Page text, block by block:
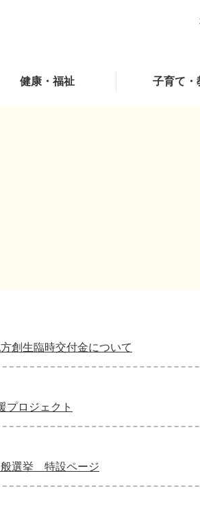
健康・福祉 子育て・
創生臨時交付金について
プロジェクト
選挙 特設ページ